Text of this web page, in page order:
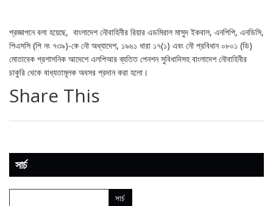
প্রজ্ঞাপনে বলা হয়েছে, বাংলাদেশ নৌবাহিনীর রিয়ার এডমিরাল মাসুদ ইকবাল, এনপিপি, এনডিসি,
পিএসসি (পি নং ৭৩৯)-কে নৌ অধ্যাদেশ, ১৯৬১ ধারা ১৭(১) এবং নৌ প্রবিধান ০৮০১ (ডি)
মোতাবেক প্রশাসনিক আদেশে এলপিআর ব্যতিত পেনশন সুবিধাদিসহ বাংলাদেশ নৌবাহিনীর
চাকুরি থেকে বাধ্যতামূলক অবসর প্রদান করা হলো।
Share This
সার্চ